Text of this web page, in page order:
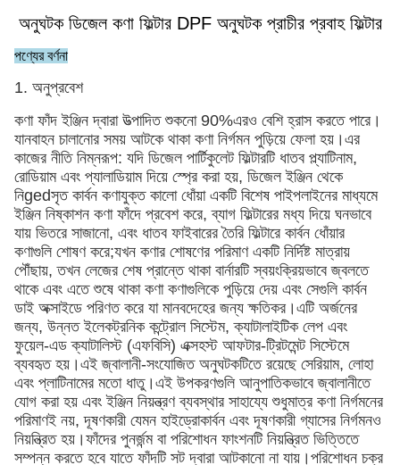
অনুঘটক ডিজেল কণা ফিল্টার DPF অনুঘটক প্রাচীর প্রবাহ ফিল্টার
পণ্যের বর্ণনা
1. অনুপ্রবেশ
কণা ফাঁদ ইঞ্জিন দ্বারা উত্পাদিত শুকনো 90%এরও বেশি হ্রাস করতে পারে।
যানবাহন চালানোর সময় আটকে থাকা কণা নির্গমন পুড়িয়ে ফেলা হয়।এর
কাজের নীতি নিম্নরূপ: যদি ডিজেল পার্টিকুলেট ফিল্টারটি ধাতব প্ল্যাটিনাম,
রোডিয়াম এবং প্যালাডিয়াম দিয়ে স্প্রে করা হয়, ডিজেল ইঞ্জিন থেকে
নিgedসৃত কার্বন কণাযুক্ত কালো ধোঁয়া একটি বিশেষ পাইপলাইনের মাধ্যমে
ইঞ্জিন নিষ্কাশন কণা ফাঁদে প্রবেশ করে, ব্যাগ ফিল্টারের মধ্য দিয়ে ঘনভাবে
যায় ভিতরে সাজানো, এবং ধাতব ফাইবারের তৈরি ফিল্টারে কার্বন ধোঁয়ার
কণাগুলি শোষণ করে;যখন কণার শোষণের পরিমাণ একটি নির্দিষ্ট মাত্রায়
পৌঁছায়, তখন লেজের শেষ প্রান্তে থাকা বার্নারটি স্বয়ংক্রিয়ভাবে জ্বলতে
থাকে এবং এতে শুষে থাকা কণা কণাগুলিকে পুড়িয়ে দেয় এবং সেগুলি কার্বন
ডাই অক্সাইডে পরিণত করে যা মানবদেহের জন্য ক্ষতিকর।এটি অর্জনের
জন্য, উন্নত ইলেকট্রনিক কন্ট্রোল সিস্টেম, ক্যাটালাইটিক লেপ এবং
ফুয়েল-এড ক্যাটালিস্ট (এফবিসি) এক্সহস্ট আফটার-ট্রিটমেন্ট সিস্টেমে
ব্যবহৃত হয়।এই জ্বালানী-সংযোজিত অনুঘটকটিতে রয়েছে সেরিয়াম, লোহা
এবং প্লাটিনামের মতো ধাতু।এই উপকরণগুলি আনুপাতিকভাবে জ্বালানীতে
যোগ করা হয় এবং ইঞ্জিন নিয়ন্ত্রণ ব্যবস্থার সাহায্যে শুধুমাত্র কণা নির্গমনের
পরিমাণই নয়, দূষণকারী যেমন হাইড্রোকার্বন এবং দূষণকারী গ্যাসের নির্গমনও
নিয়ন্ত্রিত হয়।ফাঁদের পুনর্জন্ম বা পরিশোধন ফাংশনটি নিয়ন্ত্রিত ভিত্তিতে
সম্পন্ন করতে হবে যাতে ফাঁদটি সট দ্বারা আটকানো না যায়।পরিশোধন চক্র